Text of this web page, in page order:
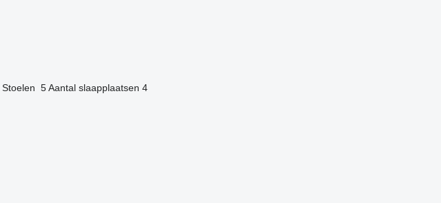
Stoelen 5 Aantal slaapplaatsen 4